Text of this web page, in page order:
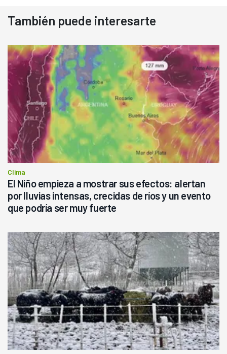
También puede interesarte
Clima
El Niño empieza a mostrar sus efectos: alertan
por lluvias intensas, crecidas de ríos y un evento
que podría ser muy fuerte